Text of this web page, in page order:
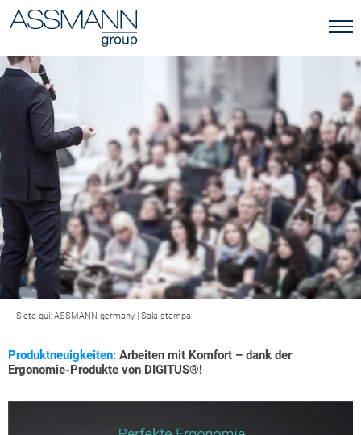
Siete qui: ASSMANN germany | Sala stampa
Produktneuigkeiten: Arbeiten mit Komfort – dank der
Ergonomie-Produkte von DIGITUS®!